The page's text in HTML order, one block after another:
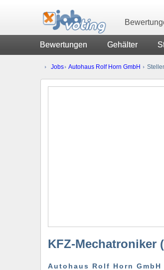
Bewertungen Gehälter
Jobs Autohaus Rolf Horn GmbH
KFZ-Mechatroniker
Autohaus Rolf Horn GmbH